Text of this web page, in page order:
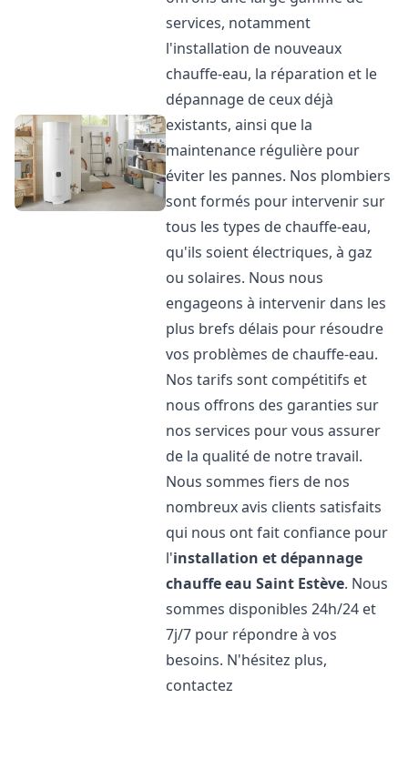
services, notamment
l'installation de nouveaux
chauffe-eau, la réparation et le
dépannage de ceux déjà
existants, ainsi que la
maintenance régulière pour
éviter les pannes. Nos plombiers
sont formés pour intervenir sur
tous les types de chauffe-eau,
qu'ils soient électriques, à gaz
ou solaires. Nous nous
engageons à intervenir dans les
plus brefs délais pour résoudre
vos problèmes de chauffe-eau.
Nos tarifs sont compétitifs et
nous offrons des garanties sur
nos services pour vous assurer
de la qualité de notre travail.
Nous sommes fiers de nos
nombreux avis clients satisfaits
qui nous ont fait confiance pour
l'installation et dépannage
chauffe eau Saint Estève. Nous
sommes disponibles 24h/24 et
7j/7 pour répondre à vos
besoins. N'hésitez plus,
contactez